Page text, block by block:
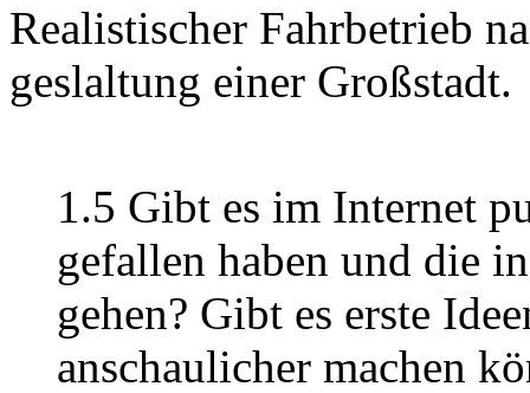
Realistischer Fahrbetrieb
geslaltung einer Großstadt.
1.5 Gibt es im Internet
gefallen haben und die
gehen? Gibt es erste
anschaulicher machen